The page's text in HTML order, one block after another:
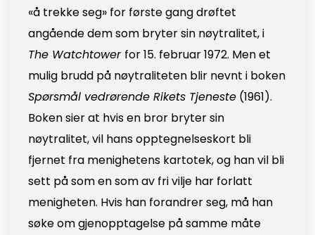
«å trekke seg» for første gang drøftet
angående dem som bryter sin nøytralitet, i
The Watchtower for 15. februar 1972. Men et
mulig brudd på nøytraliteten blir nevnt i boken
Spørsmål vedrørende Rikets Tjeneste (1961).
Boken sier at hvis en bror bryter sin
nøytralitet, vil hans opptegnelseskort bli
fjernet fra menighetens kartotek, og han vil bli
sett på som en som av fri vilje har forlatt
menigheten. Hvis han forandrer seg, må han
søke om gjenopptagelse på samme måte